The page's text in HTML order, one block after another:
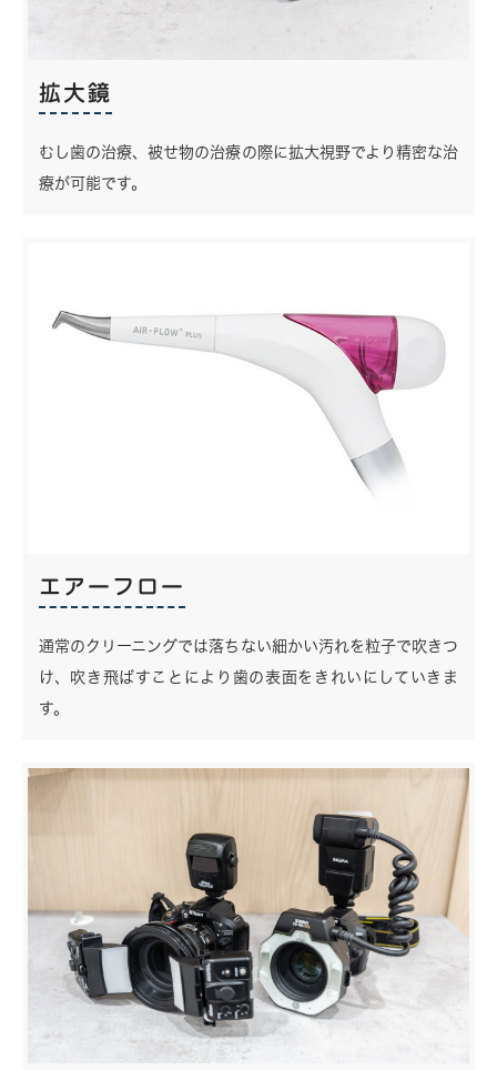
拡大鏡
むし歯の治療、被せ物の治療の際に拡大視野でより精密な治
療が可能です。
エアーフロー
通常のクリーニングでは落ちない細かい汚れを粒子で吹きつ
け、吹き飛ばすことにより歯の表面をきれいにしていきま
す。